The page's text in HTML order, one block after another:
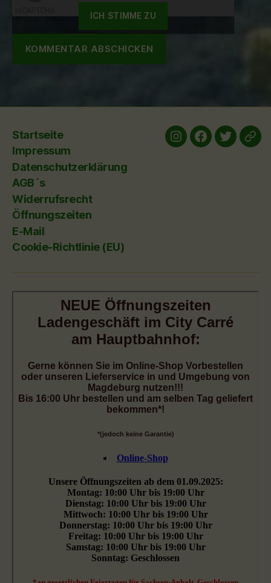
ICH STIMME ZU
Startseite
Impressum
Datenschutzerklärung
AGB´s
Widerrufsrecht
Öffnungszeiten
E-Mail
Cookie-Richtlinie (EU)
InstagramFacebook
twitter